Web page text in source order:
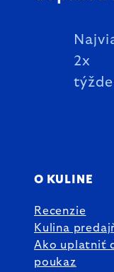
2x
O KULINE
Recenzie
Kulina
Ako uplatniť
poukaz